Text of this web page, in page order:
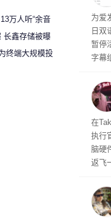
事
行官
容体
为爱
日双
暂停
字幕
流
在
执行
脑硬
返飞
意
非好
万人听“余音
长鑫存储被曝
研发基地
终端大规模投